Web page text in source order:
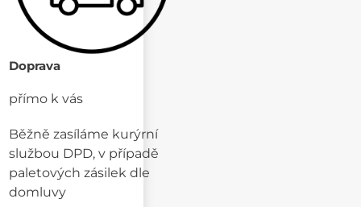
Doprava
přímo k vás
Běžně zasíláme kurýrní
službou DPD, v případě
paletových zásilek dle
domluvy